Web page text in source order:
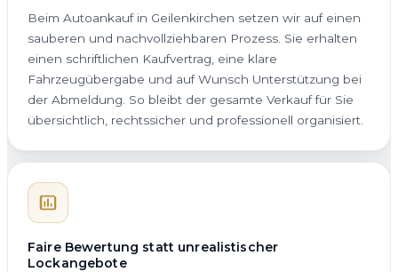
Beim Autoankauf in Geilenkirchen setzen wir auf einen
sauberen und nachvollziehbaren Prozess. Sie erhalten
einen schriftlichen Kaufvertrag, eine klare
Fahrzeugübergabe und auf Wunsch Unterstützung bei
der Abmeldung. So bleibt der gesamte Verkauf für Sie
übersichtlich, rechtssicher und professionell organisiert.
Faire Bewertung statt unrealistischer
Lockangebote